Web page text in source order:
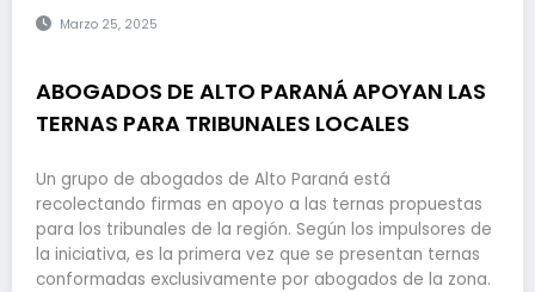
Marzo 25, 2025
ABOGADOS DE ALTO PARANÁ APOYAN LAS
TERNAS PARA TRIBUNALES LOCALES
Un grupo de abogados de Alto Paraná está
recolectando firmas en apoyo a las ternas propuestas
para los tribunales de la región. Según los impulsores de
la iniciativa, es la primera vez que se presentan ternas
conformadas exclusivamente por abogados de la zona.